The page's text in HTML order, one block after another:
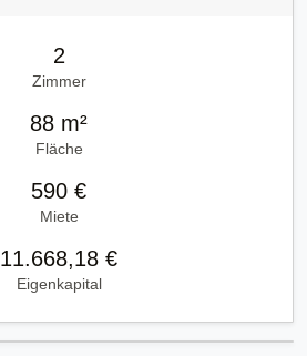
2
Zimmer
88 m²
Fläche
590 €
Miete
11.668,18 €
Eigenkapital